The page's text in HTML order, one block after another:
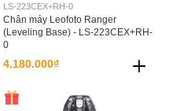
LS-223CEX+RH-0
Chân máy Leofoto Ranger
(Leveling Base) - LS-223CEX+RH-
0
4.180.000₫